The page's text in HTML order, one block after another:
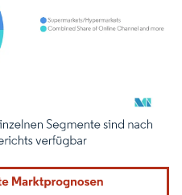
erfordert Namensnennung